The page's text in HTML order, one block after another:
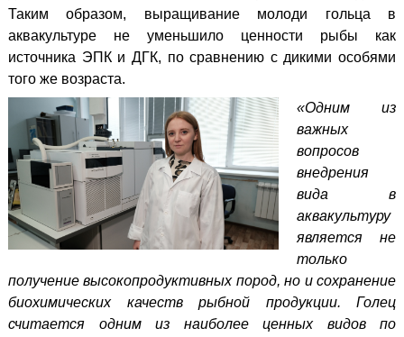
Таким образом, выращивание молоди гольца в
аквакультуре не уменьшило ценности рыбы как
источника ЭПК и ДГК, по сравнению с дикими особями
того же возраста.
«Одним из
важных
вопросов
внедрения
вида в
аквакультуру
является не
только
получение высокопродуктивных пород, но и сохранение
биохимических качеств рыбной продукции. Голец
считается одним из наиболее ценных видов по